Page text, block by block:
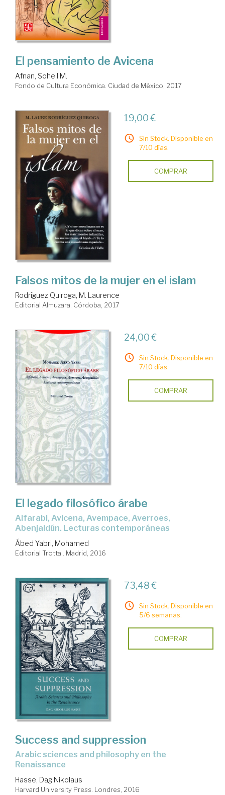
El pensamiento de Avicena
Afnan, Soheil M.
Fondo de Cultura Económica. Ciudad de México, 2017
19,00 €
Sin Stock. Disponible en
7/10 días.
COMPRAR
Falsos mitos de la mujer en el islam
Rodríguez Quiroga, M. Laurence
Editorial Almuzara. Córdoba, 2017
24,00 €
Sin Stock. Disponible en
7/10 días.
COMPRAR
El legado filosófico árabe
Alfarabi, Avicena, Avempace, Averroes,
Abenjaldún. Lecturas contemporáneas
Ábed Yabri, Mohamed
Editorial Trotta . Madrid, 2016
73,48 €
Sin Stock. Disponible en
5/6 semanas.
COMPRAR
Success and suppression
arabic sciences and philosophy en the
Renaissance
Hasse, Dag Nikolaus
Harvard University Press. Londres, 2016